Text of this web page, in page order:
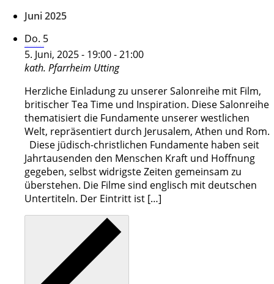
Juni 2025
Do. 5
5. Juni, 2025 - 19:00-21:00
kath. Pfarrheim Utting
Herzliche Einladung zu unserer Salonreihe mit Film,
britischer Tea Time und Inspiration. Diese Salonreihe
thematisiert die Fundamente unserer westlichen
Welt, repräsentiert durch Jerusalem, Athen und Rom.
Diese jüdisch-christlichen Fundamente haben seit
Jahrtausenden den Menschen Kraft und Hoffnung
gegeben, selbst widrigste Zeiten gemeinsam zu
überstehen. Die Filme sind englisch mit deutschen
Untertiteln. Der Eintritt ist […]